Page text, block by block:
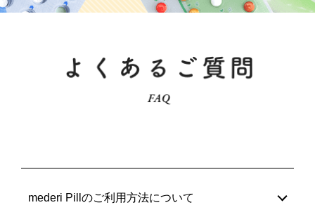
mederi Pillのご利用方法について